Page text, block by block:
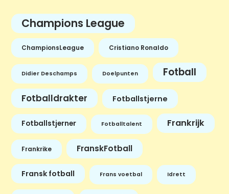
Champions League
ChampionsLeague Cristiano Ronaldo
Didier Deschamps Doelpunten Fotball
Fotballdrakter Fotballstjerne
Fotballstjerner Fotballtalent Frankrijk
Frankrike FranskFotball
Fransk fotball Frans voetbal Idrett